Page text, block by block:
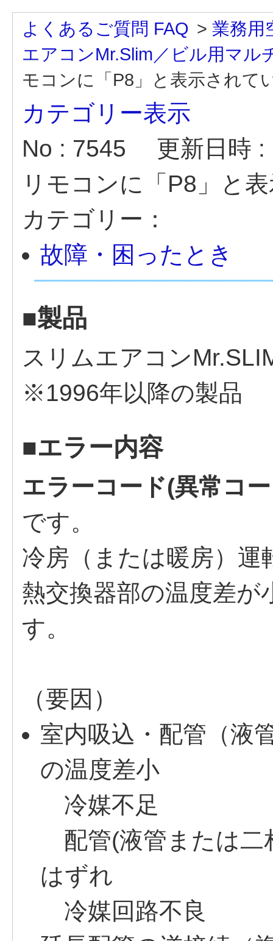
よくあるご質問 FAQ > 業務用
エアコンMr.Slim／ビル用マル
モコンに「P8」と表示されて
カテゴリー表示
No : 7545
更新日時
リモコンに「P8」と
カテゴリー：
故障・困ったとき
■製品
スリムエアコン
※1996年以降の製品
■エラー内容
エラーコード(異常コ
です。
冷房（または暖房）
熱交換器部の温度差が
す。
（要因）
室内吸込・配管（液
の温度差小
冷媒不足
配管(液管または二
はずれ
冷媒回路不良